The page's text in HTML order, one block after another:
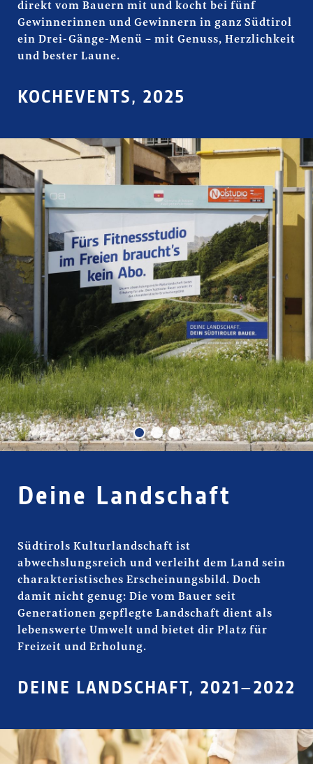
KOCHEVENTS, 2025
direkt vom Bauern mit und kocht bei fünf
Gewinnerinnen und Gewinnern in ganz Südtirol
ein Drei-Gänge-Menü – mit Genuss, Herzlichkeit
und bester Laune.
Deine Landschaft
DEINE LANDSCHAFT, 2021–2022
Deine Landschaft
Südtirols Kulturlandschaft ist
abwechslungsreich und verleiht dem Land sein
charakteristisches Erscheinungsbild. Doch
damit nicht genug: Die vom Bauer seit
Generationen gepflegte Landschaft dient als
lebenswerte Umwelt und bietet dir Platz für
Freizeit und Erholung.